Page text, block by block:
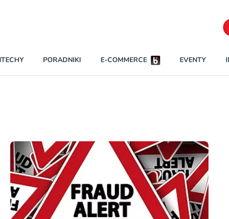
PRAWO
RAPORTY SPECJALNE
W najniższych
darmo przez trzy
Czytaj więcej
PORADNIKI E-COMMERCE EVENTY